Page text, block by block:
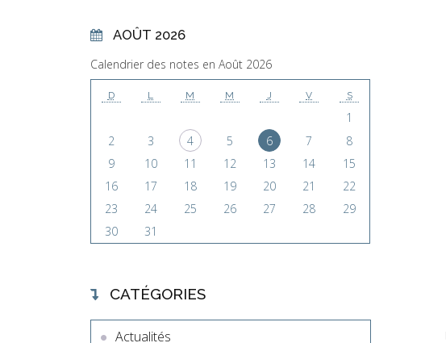
AOÛT 2026
Calendrier des notes en Août 2026
D L M M J V S
1
2
3 4 5 6 7
8
9
10 11 12 13 14
15
16
17 18 19 20 21
22
23
24 25 26 27 28
29
30
31
CATÉGORIES
Actualités